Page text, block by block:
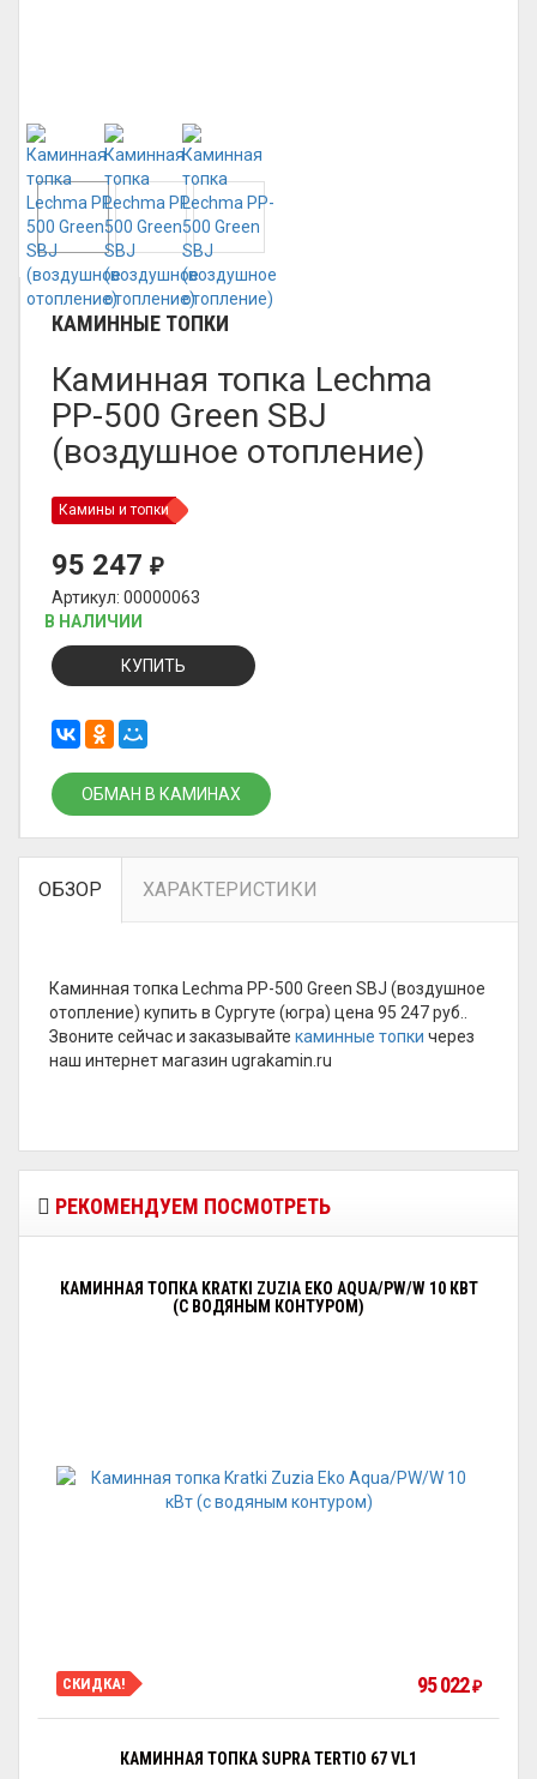
КАМИННЫЕ ТОПКИ
Каминная топка Lechma
PP-500 Green SBJ
(воздушное отопление)
Камины и топки
95 247 ₽
Артикул: 00000063
В НАЛИЧИИ
КУПИТЬ
ОБМАН В КАМИНАХ
ОБЗОР ХАРАКТЕРИСТИКИ
Каминная топка Lechma PP-500 Green SBJ (воздушное
отопление) купить в Сургуте (югра) цена 95 247 руб..
Звоните сейчас и заказывайте каминные топки через
наш интернет магазин ugrakamin.ru
РЕКОМЕНДУЕМ ПОСМОТРЕТЬ
КАМИННАЯ ТОПКА KRATKI ZUZIA EKO AQUA/PW/W 10 КВТ
(С ВОДЯНЫМ КОНТУРОМ)
СКИДКА! 95 022₽
КАМИННАЯ ТОПКА SUPRA TERTIO 67 VL1